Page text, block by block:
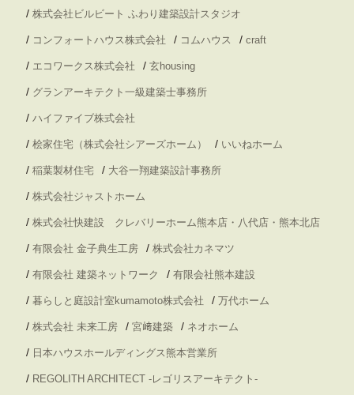
/ 株式会社ビルビート ふわり建築設計スタジオ
/ コンフォートハウス株式会社 / コムハウス / craft
/ エコワークス株式会社 / 玄housing
/ グランアーキテクト一級建築士事務所
/ ハイファイブ株式会社
/ 桧家住宅（株式会社シアーズホーム） / いいねホーム
/ 稲葉製材住宅 / 大谷一翔建築設計事務所
/ 株式会社ジャストホーム
/ 株式会社快建設 クレバリーホーム熊本店・八代店・熊本北店
/ 有限会社 金子典生工房 / 株式会社カネマツ
/ 有限会社 建築ネットワーク / 有限会社熊本建設
/ 暮らしと庭設計室kumamoto株式会社 / 万代ホーム
/ 株式会社 未来工房 / 宮﨑建築 / ネオホーム
/ 日本ハウスホールディングス熊本営業所
/ REGOLITH ARCHITECT -レゴリスアーキテクト-